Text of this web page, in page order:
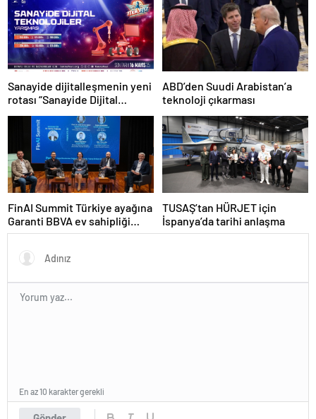
Sanayide dijitalleşmenin yeni
rotası “Sanayide Dijital
Teknolojiler Yarışması” ile
belirleniyor!
ABD’den Suudi Arabistan’a
teknoloji çıkarması
FinAI Summit Türkiye ayağına
Garanti BBVA ev sahipliği
yaptı
TUSAŞ’tan HÜRJET için
İspanya’da tarihi anlaşma
En az 10 karakter gerekli